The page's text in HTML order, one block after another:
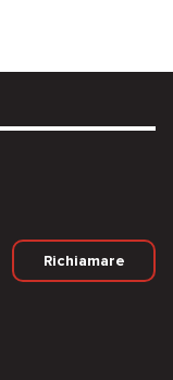
Richiamare